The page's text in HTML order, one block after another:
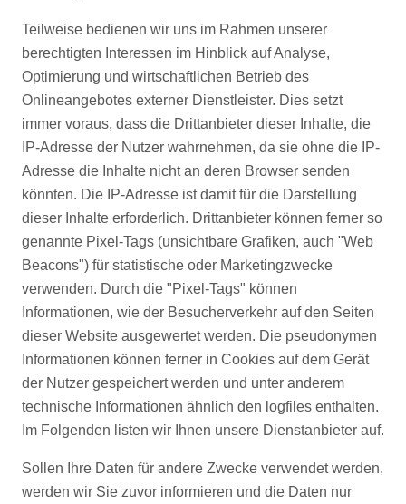
Teilweise bedienen wir uns im Rahmen unserer
berechtigten Interessen im Hinblick auf Analyse,
Optimierung und wirtschaftlichen Betrieb des
Onlineangebotes externer Dienstleister. Dies setzt
immer voraus, dass die Drittanbieter dieser Inhalte, die
IP-Adresse der Nutzer wahrnehmen, da sie ohne die IP-
Adresse die Inhalte nicht an deren Browser senden
könnten. Die IP-Adresse ist damit für die Darstellung
dieser Inhalte erforderlich. Drittanbieter können ferner so
genannte Pixel-Tags (unsichtbare Grafiken, auch "Web
Beacons") für statistische oder Marketingzwecke
verwenden. Durch die "Pixel-Tags" können
Informationen, wie der Besucherverkehr auf den Seiten
dieser Website ausgewertet werden. Die pseudonymen
Informationen können ferner in Cookies auf dem Gerät
der Nutzer gespeichert werden und unter anderem
technische Informationen ähnlich den logfiles enthalten.
Im Folgenden listen wir Ihnen unsere Dienstanbieter auf.
Sollen Ihre Daten für andere Zwecke verwendet werden,
werden wir Sie zuvor informieren und die Daten nur